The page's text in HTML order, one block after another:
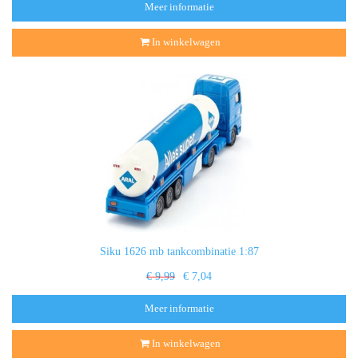
Meer informatie
In winkelwagen
Siku 1626 mb tankcombinatie 1:87
€ 9,99 € 7,04
Meer informatie
In winkelwagen